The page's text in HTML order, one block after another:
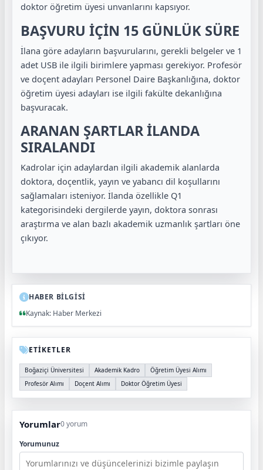
doktor öğretim üyesi unvanlarını kapsıyor.
BAŞVURU İÇİN 15 GÜNLÜK SÜRE
İlana göre adayların başvurularını, gerekli belgeler ve 1
adet USB ile ilgili birimlere yapması gerekiyor. Profesör
ve doçent adayları Personel Daire Başkanlığına, doktor
öğretim üyesi adayları ise ilgili fakülte dekanlığına
başvuracak.
ARANAN ŞARTLAR İLANDA
SIRALANDI
Kadrolar için adaylardan ilgili akademik alanlarda
doktora, doçentlik, yayın ve yabancı dil koşullarını
sağlamaları isteniyor. İlanda özellikle Q1
kategorisindeki dergilerde yayın, doktora sonrası
araştırma ve alan bazlı akademik uzmanlık şartları öne
çıkıyor.
HABER BİLGİSİ
Kaynak: Haber Merkezi
ETİKETLER
Boğaziçi Üniversitesi Akademik Kadro
Öğretim Üyesi Alımı
Profesör Alımı
Doçent Alımı Doktor Öğretim Üyesi
Yorumlar0 yorum
Yorumunuz